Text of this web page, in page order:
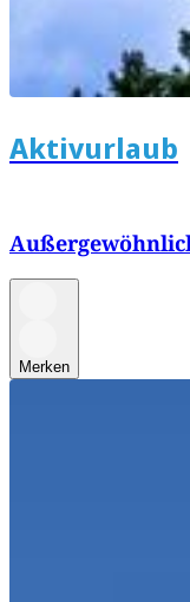
Aktivurlaub
Merken